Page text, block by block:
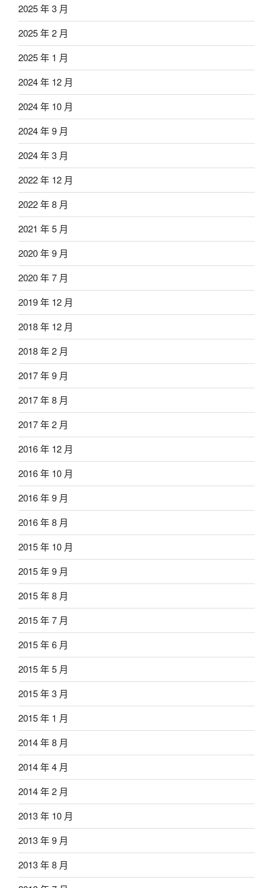
2025 年 3 月
2025 年 2 月
2025 年 1 月
2024 年 12 月
2024 年 10 月
2024 年 9 月
2024 年 3 月
2022 年 12 月
2022 年 8 月
2021 年 5 月
2020 年 9 月
2020 年 7 月
2019 年 12 月
2018 年 12 月
2018 年 2 月
2017 年 9 月
2017 年 8 月
2017 年 2 月
2016 年 12 月
2016 年 10 月
2016 年 9 月
2016 年 8 月
2015 年 10 月
2015 年 9 月
2015 年 8 月
2015 年 7 月
2015 年 6 月
2015 年 5 月
2015 年 3 月
2015 年 1 月
2014 年 8 月
2014 年 4 月
2014 年 2 月
2013 年 10 月
2013 年 9 月
2013 年 8 月